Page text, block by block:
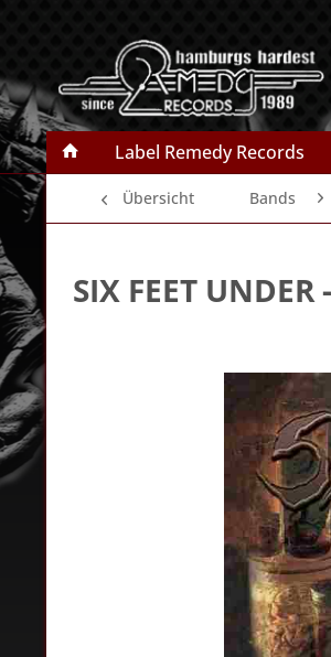
Label Remedy Records
Übersicht Bands
SIX FEET UNDER